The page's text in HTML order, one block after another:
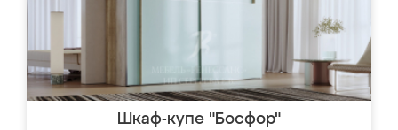
Шкаф-купе "Босфор"